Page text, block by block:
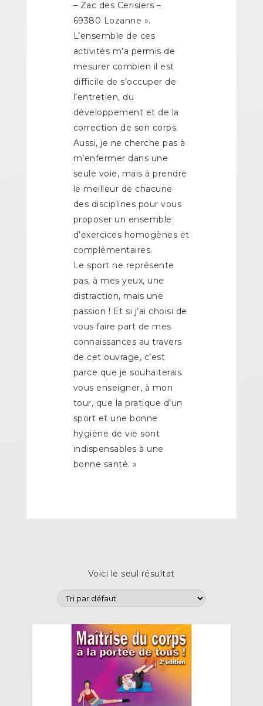
– Zac des Cerisiers –
69380 Lozanne ».
L’ensemble de ces
activités m’a permis de
mesurer combien il est
difficile de s’occuper de
l’entretien, du
développement et de la
correction de son corps.
Aussi, je ne cherche pas à
m’enfermer dans une
seule voie, mais à prendre
le meilleur de chacune
des disciplines pour vous
proposer un ensemble
d’exercices homogènes et
complémentaires.
Le sport ne représente
pas, à mes yeux, une
distraction, mais une
passion ! Et si j’ai choisi de
vous faire part de mes
connaissances au travers
de cet ouvrage, c’est
parce que je souhaiterais
vous enseigner, à mon
tour, que la pratique d’un
sport et une bonne
hygiène de vie sont
indispensables à une
bonne santé. »
Voici le seul résultat